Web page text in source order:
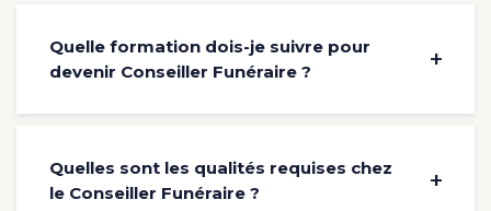
Quelle formation dois-je suivre pour
devenir Conseiller Funéraire ?
Quelles sont les qualités requises chez
le Conseiller Funéraire ?